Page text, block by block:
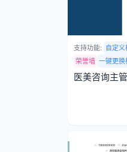
支持功能: 自定义
荣誉墙 一键更换
医美咨询主管